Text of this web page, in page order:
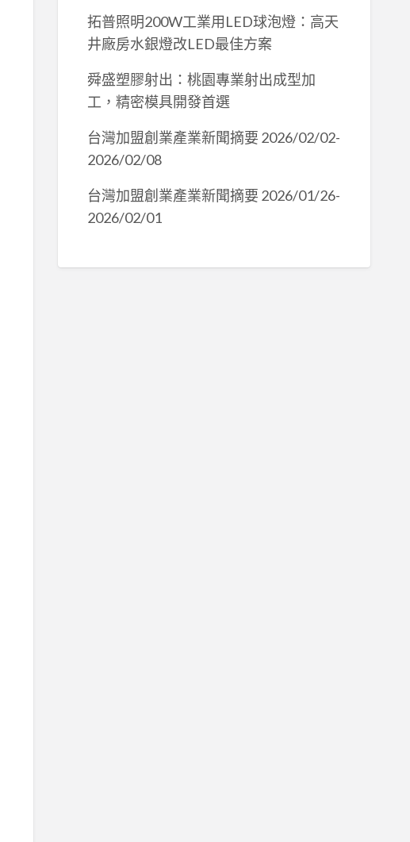
拓普照明200W工業用LED球泡燈：高天
井廠房水銀燈改LED最佳方案
舜盛塑膠射出：桃園專業射出成型加
工，精密模具開發首選
台灣加盟創業產業新聞摘要 2026/02/02-
2026/02/08
台灣加盟創業產業新聞摘要 2026/01/26-
2026/02/01